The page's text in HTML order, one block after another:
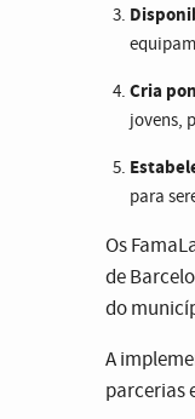
Cria
jovens,
para
Os
de
do
A
parcerias